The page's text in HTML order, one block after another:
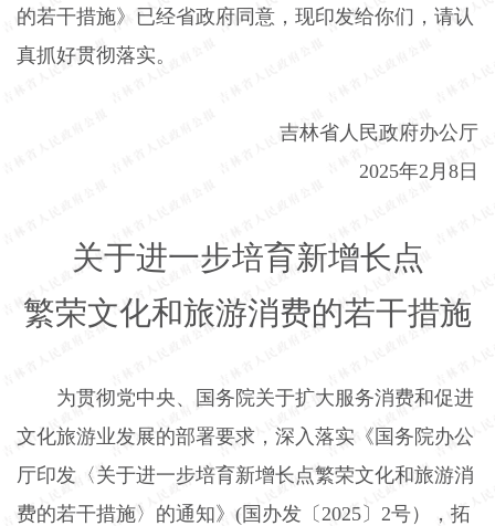
的若干措施》已经省政府同意，现印发给你们，请认
真抓好贯彻落实。
吉林省人民政府办公厅
2025年2 月 8日
关于进一步培育新增长点
繁荣文化和旅游消费的若干措施
为贯彻党中央、国务院关于扩大服务消费和促进
文化旅游业发展的部署要求，深入落实《国务院办公
厅印发〈关于进一步培育新增长点繁荣文化和旅游消
费的若干措施〉的通知》 (国办发〔2025〕 2号），拓